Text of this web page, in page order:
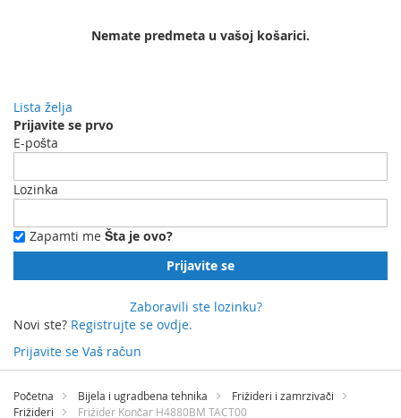
Nemate predmeta u vašoj košarici.
Lista želja
Prijavite se prvo
E-pošta
Lozinka
Zapamti me Šta je ovo?
Prijavite se
Zaboravili ste lozinku?
Novi ste? Registrujte se ovdje.
Prijavite se Vaš račun
Preskočite
sadržaj
Početna Bijela i ugradbena tehnika
Frižideri i zamrzivači
Frižideri
Frižider Končar H4880BM TACT00